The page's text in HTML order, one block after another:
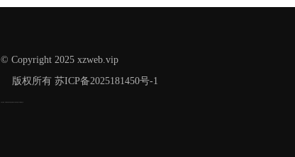
© Copyright 2025 xzweb.vip
版权所有苏ICP备2025181450号-1